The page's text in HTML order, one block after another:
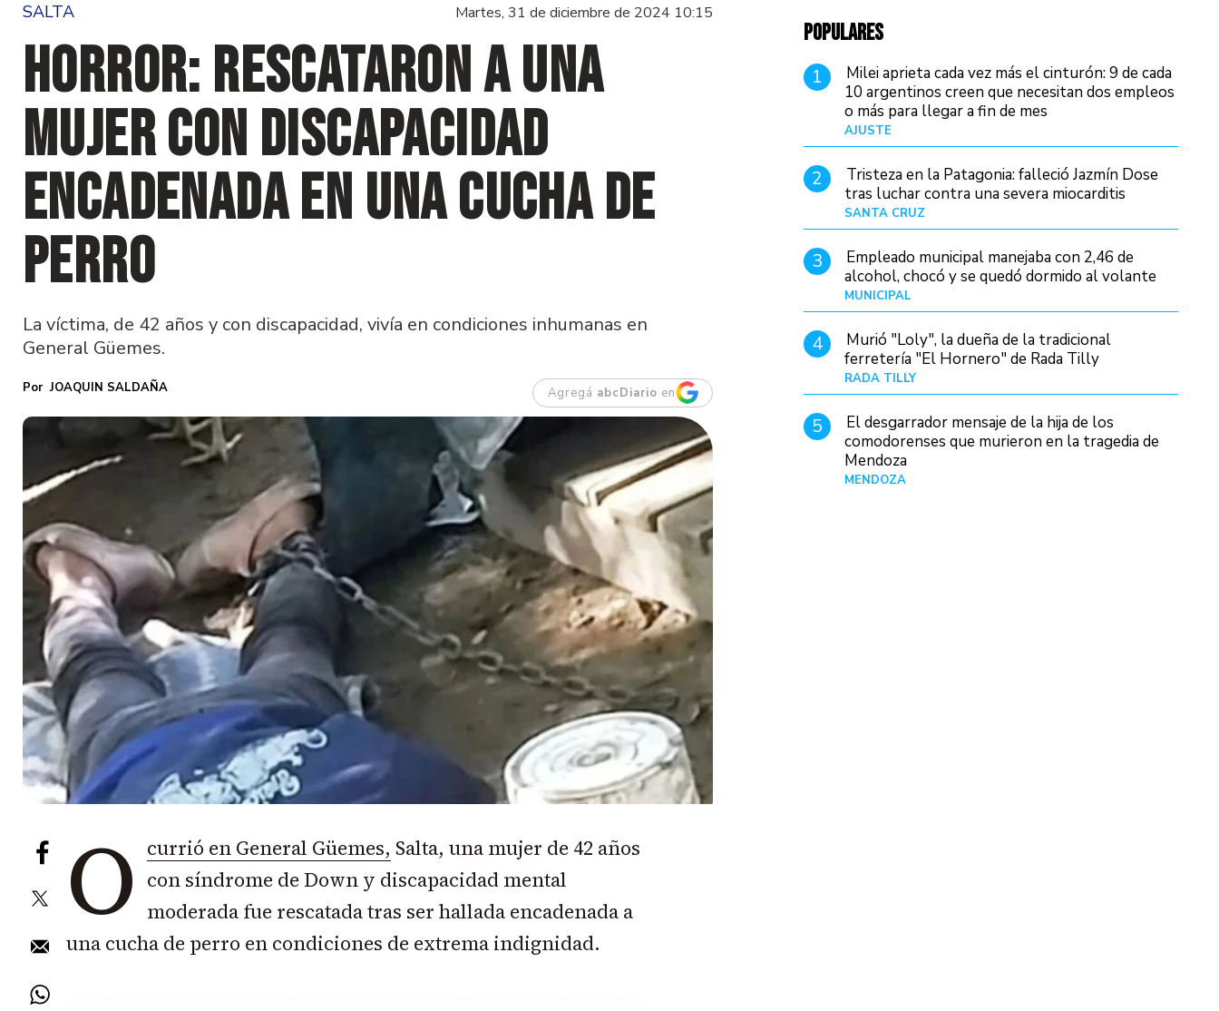
SALTA Martes, 31 de diciembre de 2024 10:15
Horror: rescataron a una
mujer con discapacidad
encadenada en una cucha de
perro
La víctima, de 42 años y con discapacidad, vivía en condiciones inhumanas en
General Güemes.
JOAQUIN SALDAÑA Agregá abcDiario en
O currió en General Güemes, Salta, una mujer de 42 años
con síndrome de Down y discapacidad mental
moderada fue rescatada tras ser hallada encadenada a
una cucha de perro en condiciones de extrema indignidad.
POPULARES
1
Milei aprieta cada vez más el cinturón: 9 de cada
10 argentinos creen que necesitan dos empleos
o más para llegar a fin de mes
AJUSTE
2
Tristeza en la Patagonia: falleció Jazmín Dose
tras luchar contra una severa miocarditis
SANTA CRUZ
3
Empleado municipal manejaba con 2,46 de
alcohol, chocó y se quedó dormido al volante
MUNICIPAL
4
Murió "Loly", la dueña de la tradicional
ferretería "El Hornero" de Rada Tilly
RADA TILLY
5
El desgarrador mensaje de la hija de los
comodorenses que murieron en la tragedia de
Mendoza
MENDOZA